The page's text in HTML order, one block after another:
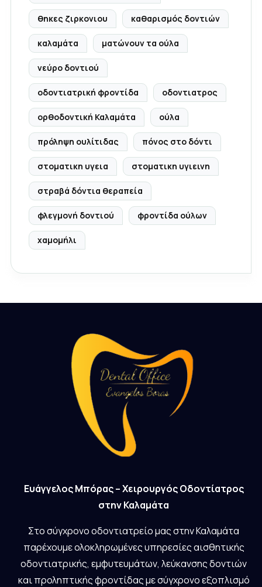
θηκες ζιρκονιου καθαρισμός δοντιών
καλαμάτα ματώνουν τα ούλα
νεύρο δοντιού
οδοντιατρική φροντίδα οδοντιατρος
ορθοδοντική Καλαμάτα ούλα
πρόληψη ουλίτιδας πόνος στο δόντι
στοματικη υγεια στοματικη υγιεινη
στραβά δόντια θεραπεία
φλεγμονή δοντιού φροντίδα ούλων
χαμομήλι
Ευάγγελος Μπόρας – Χειρουργός Οδοντίατρος
στην Καλαμάτα
Στο σύγχρονο οδοντιατρείο μας στην Καλαμάτα
παρέχουμε ολοκληρωμένες υπηρεσίες αισθητικής
οδοντιατρικής, εμφυτευμάτων, λεύκανσης δοντιών
και προληπτικής φροντίδας με σύγχρονο εξοπλισμό